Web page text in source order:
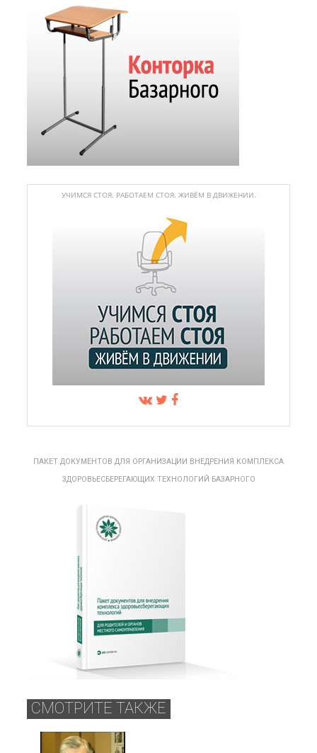
УЧИМСЯ СТОЯ. РАБОТАЕМ СТОЯ. ЖИВЁМ В ДВИЖЕНИИ.
ПАКЕТ ДОКУМЕНТОВ ДЛЯ ОРГАНИЗАЦИИ ВНЕДРЕНИЯ КОМПЛЕКСА
ЗДОРОВЬЕСБЕРЕГАЮЩИХ ТЕХНОЛОГИЙ БАЗАРНОГО
СМОТРИТЕ ТАКЖЕ